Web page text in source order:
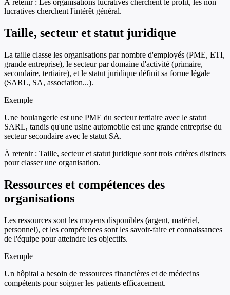
À retenir : Les organisations lucratives cherchent le profit, les non
lucratives cherchent l'intérêt général.
Taille, secteur et statut juridique
La taille classe les organisations par nombre d'employés (PME, ETI,
grande entreprise), le secteur par domaine d'activité (primaire,
secondaire, tertiaire), et le statut juridique définit sa forme légale
(SARL, SA, association...).
Exemple
Une boulangerie est une PME du secteur tertiaire avec le statut
SARL, tandis qu'une usine automobile est une grande entreprise du
secteur secondaire avec le statut SA.
À retenir : Taille, secteur et statut juridique sont trois critères distincts
pour classer une organisation.
Ressources et compétences des
organisations
Les ressources sont les moyens disponibles (argent, matériel,
personnel), et les compétences sont les savoir-faire et connaissances
de l'équipe pour atteindre les objectifs.
Exemple
Un hôpital a besoin de ressources financières et de médecins
compétents pour soigner les patients efficacement.